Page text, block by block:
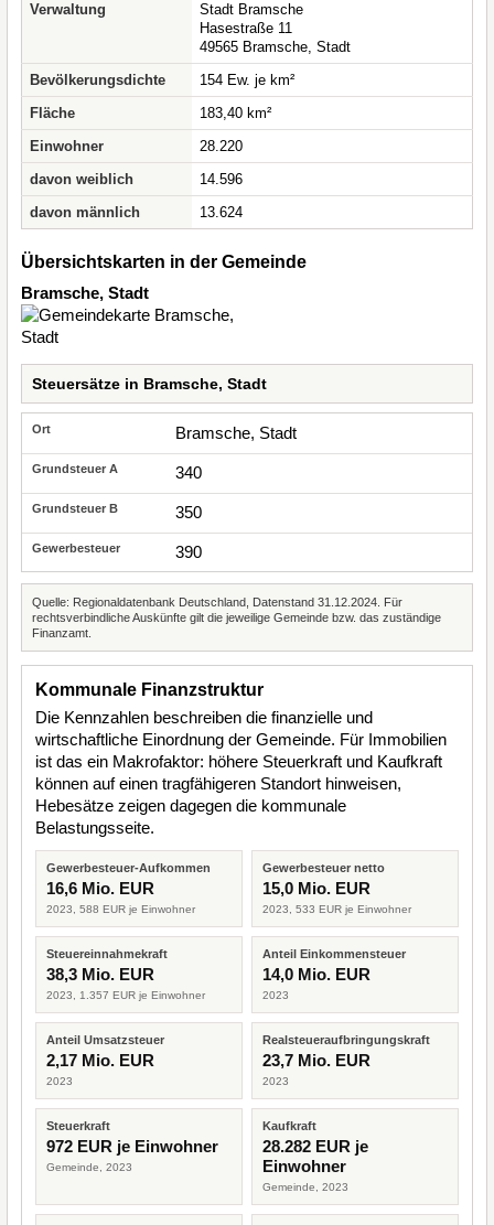
Verwaltung
Stadt Bramsche
Hasestraße 11
49565 Bramsche, Stadt
Bevölkerungsdichte
154 Ew. je km²
Fläche
183,40 km²
Einwohner
28.220
davon weiblich
14.596
davon männlich
13.624
Übersichtskarten in der Gemeinde
Bramsche, Stadt
Steuersätze in Bramsche, Stadt
Bramsche, Stadt
340
350
390
Quelle: Regionaldatenbank Deutschland, Datenstand 31.12.2024. Für
rechtsverbindliche Auskünfte gilt die jeweilige Gemeinde bzw. das zuständige
Finanzamt.
Kommunale Finanzstruktur
Die Kennzahlen beschreiben die finanzielle und
wirtschaftliche Einordnung der Gemeinde. Für Immobilien
ist das ein Makrofaktor: höhere Steuerkraft und Kaufkraft
können auf einen tragfähigeren Standort hinweisen,
Hebesätze zeigen dagegen die kommunale
Belastungsseite.
Gewerbesteuer-Aufkommen
16,6 Mio. EUR
2023, 588 EUR je Einwohner
Gewerbesteuer netto
15,0 Mio. EUR
2023, 533 EUR je Einwohner
Steuereinnahmekraft
38,3 Mio. EUR
2023, 1.357 EUR je Einwohner
Anteil Einkommensteuer
14,0 Mio. EUR
2023
Anteil Umsatzsteuer
2,17 Mio. EUR
2023
Realsteueraufbringungskraft
23,7 Mio. EUR
2023
Steuerkraft
972 EUR je Einwohner
Gemeinde, 2023
Kaufkraft
28.282 EUR je
Einwohner
Gemeinde, 2023